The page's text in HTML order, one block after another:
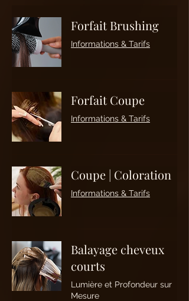
Forfait Brushing
Informations & Tarifs
Forfait Coupe
Informations & Tarifs
Coupe | Coloration
Informations & Tarifs
Balayage cheveux
courts
Lumière et Profondeur sur
Mesure